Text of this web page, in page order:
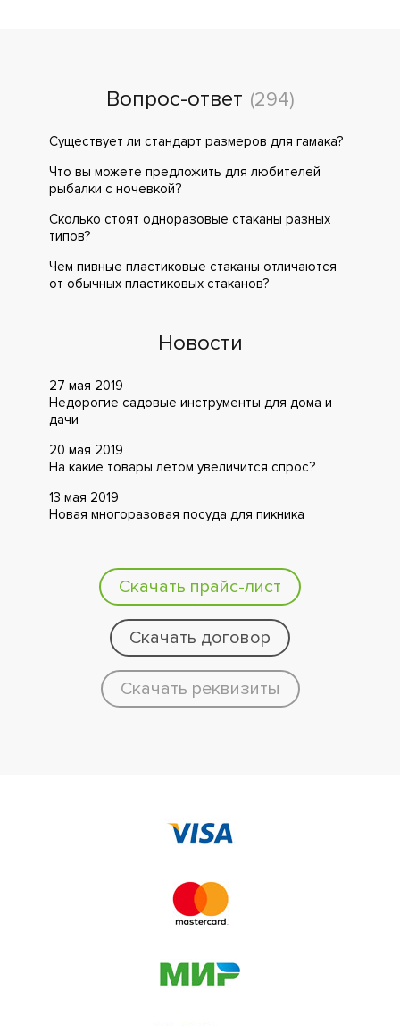
Вопрос-ответ (294)
Существует ли стандарт размеров для гамака?
Что вы можете предложить для любителей
рыбалки с ночевкой?
Сколько стоят одноразовые стаканы разных
типов?
Чем пивные пластиковые стаканы отличаются
от обычных пластиковых стаканов?
Новости
27 мая 2019
Недорогие садовые инструменты для дома и
дачи
20 мая 2019
На какие товары летом увеличится спрос?
13 мая 2019
Новая многоразовая посуда для пикника
Скачать прайс-лист
Скачать договор
Скачать реквизиты